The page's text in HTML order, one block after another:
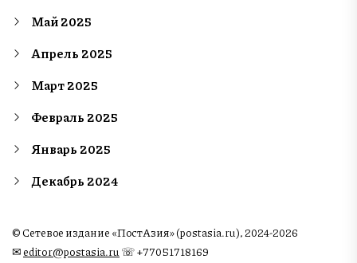
Май 2025
Апрель 2025
Март 2025
Февраль 2025
Январь 2025
Декабрь 2024
© Сетевое издание «ПостАзия» (postasia.ru), 2024-2026
✉︎editor@postasia.ru ☏ +77051718169